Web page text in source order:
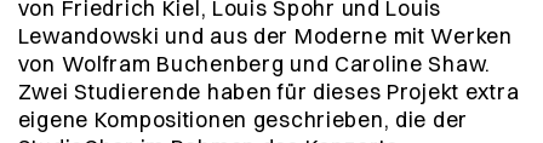
von Friedrich Kiel, Louis Spohr und Louis
Lewandowski und aus der Moderne mit Werken
von Wolfram Buchenberg und Caroline Shaw.
Zwei Studierende haben für dieses Projekt extra
eigene Kompositionen geschrieben, die der